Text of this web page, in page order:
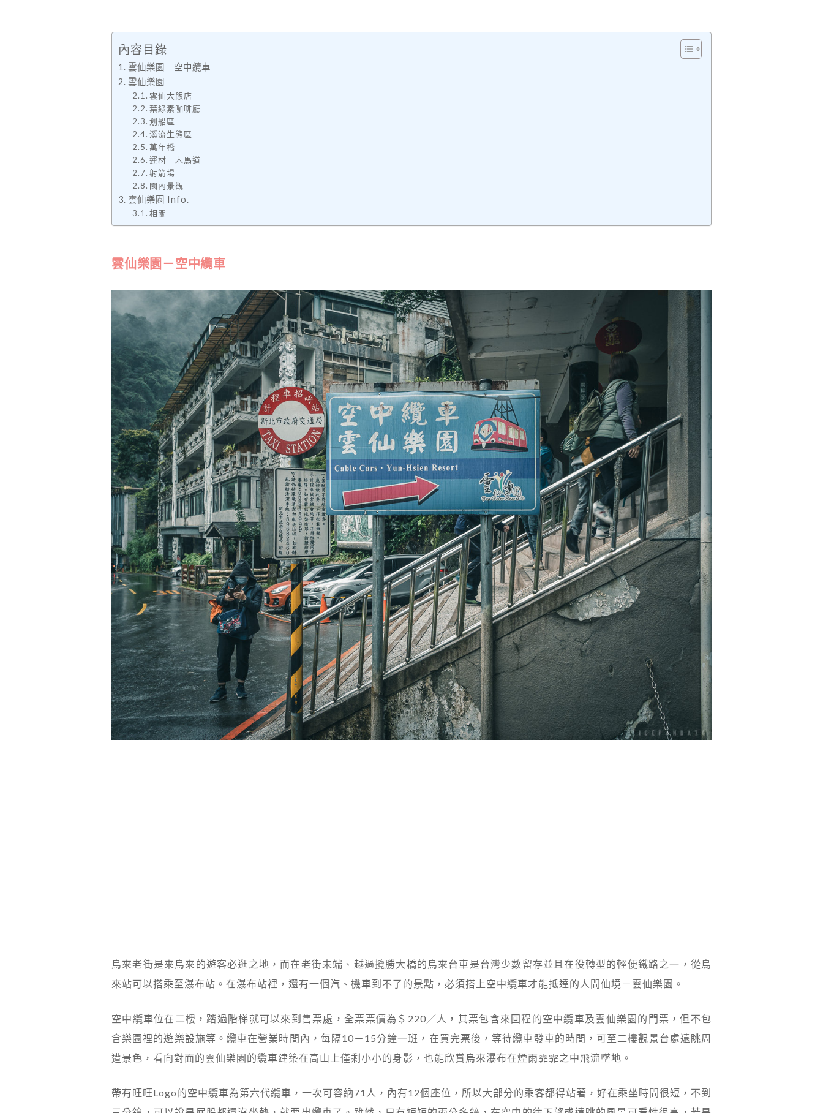
內容目錄
雲仙樂園－空中纜車
雲仙樂園
雲仙大飯店
葉綠素咖啡廳
划船區
溪流生態區
萬年橋
運材－木馬道
射箭場
園內景觀
雲仙樂園 Info.
相關
雲仙樂園－空中纜車
烏來老街是來烏來的遊客必逛之地，而在老街末端、越過攬勝大橋的烏來台車是台灣少數留存並且在役轉型的輕便鐵路之一，從烏
來站可以搭乘至瀑布站。在瀑布站裡，還有一個汽、機車到不了的景點，必須搭上空中纜車才能抵達的人間仙境－雲仙樂園。
空中纜車位在二樓，踏過階梯就可以來到售票處，全票票價為＄220／人，其票包含來回程的空中纜車及雲仙樂園的門票，但不包
含樂園裡的遊樂設施等。纜車在營業時間內，每隔10－15分鐘一班，在買完票後，等待纜車發車的時間，可至二樓觀景台處遠眺周
遭景色，看向對面的雲仙樂園的纜車建築在高山上僅剩小小的身影，也能欣賞烏來瀑布在煙雨霏霏之中飛流墜地。
帶有旺旺Logo的空中纜車為第六代纜車，一次可容納71人，內有12個座位，所以大部分的乘客都得站著，好在乘坐時間很短，不到